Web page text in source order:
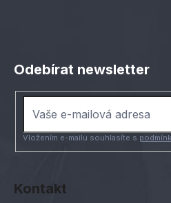
Kontakt
Odebírat newsletter
Vložením e-mailu souhlasíte s